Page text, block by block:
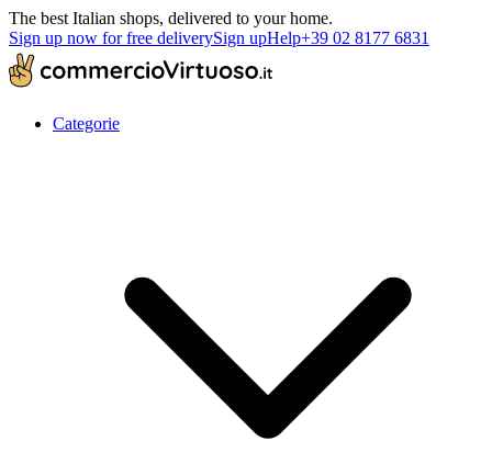
The best Italian shops, delivered to your home.
Sign up now for free deliverySign upHelp+39 02 8177 6831
Categorie